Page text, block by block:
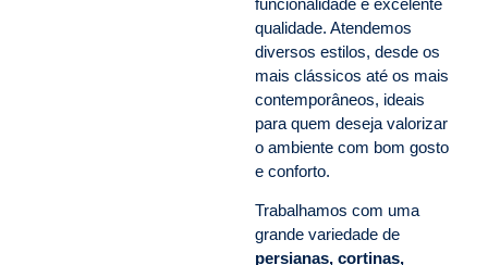
funcionalidade e excelente
qualidade. Atendemos
diversos estilos, desde os
mais clássicos até os mais
contemporâneos, ideais
para quem deseja valorizar
o ambiente com bom gosto
e conforto.
Trabalhamos com uma
grande variedade de
persianas, cortinas,